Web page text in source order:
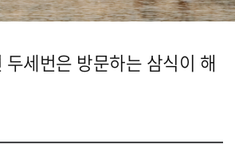
세번은 방문하는 삼식이 해